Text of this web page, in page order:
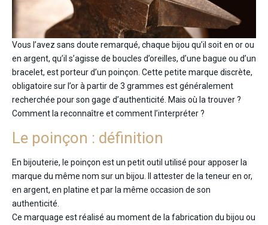
Vous l’avez sans doute remarqué, chaque bijou qu’il soit en or ou
en argent, qu’il s’agisse de boucles d’oreilles, d’une bague ou d’un
bracelet, est porteur d’un poinçon. Cette petite marque discrète,
obligatoire sur l’or à partir de 3 grammes est généralement
recherchée pour son gage d’authenticité. Mais où la trouver ?
Comment la reconnaître et comment l’interpréter ?
Le poinçon : définition
En bijouterie, le poinçon est un petit outil utilisé pour apposer la
marque du même nom sur un bijou. Il attester de la teneur en or,
en argent, en platine et par la même occasion de son
authenticité.
Ce marquage est réalisé au moment de la fabrication du bijou ou